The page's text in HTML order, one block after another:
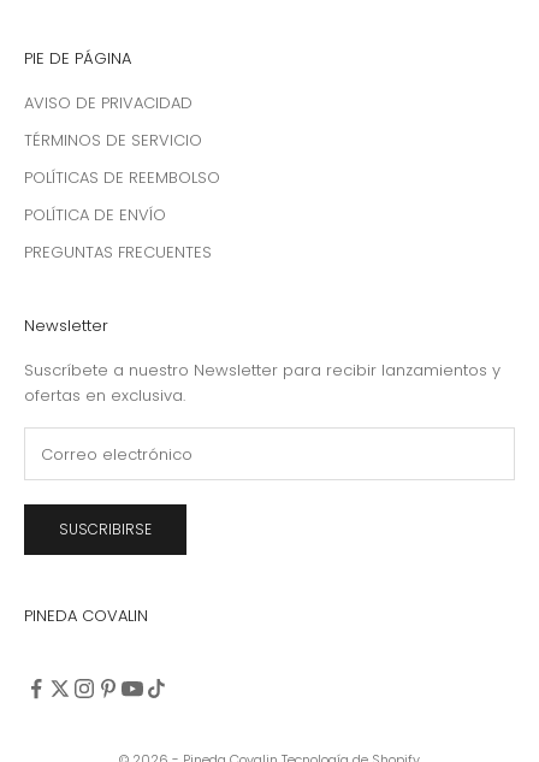
PIE DE PÁGINA
AVISO DE PRIVACIDAD
TÉRMINOS DE SERVICIO
POLÍTICAS DE REEMBOLSO
POLÍTICA DE ENVÍO
PREGUNTAS FRECUENTES
Newsletter
Suscríbete a nuestro Newsletter para recibir lanzamientos y
ofertas en exclusiva.
SUSCRIBIRSE
PINEDA COVALIN